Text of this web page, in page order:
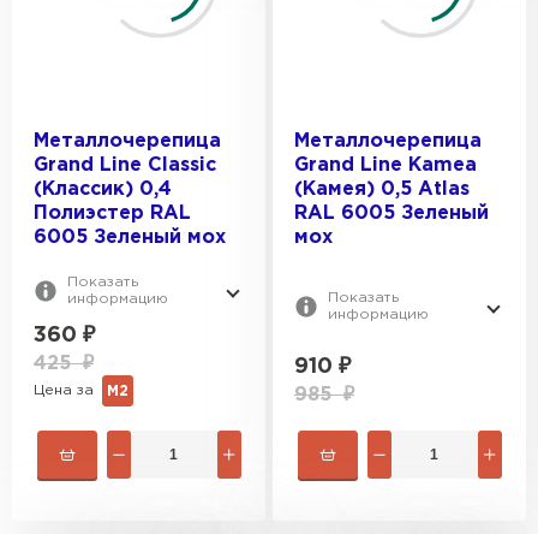
Металлочерепица
Grand Line Classic
(Классик) 0,4
Полиэстер RAL
6005 Зеленый мох
Показать
информацию
360 ₽
425₽
Цена за М2
Металлочерепица
Grand Line Kamea
(Камея) 0,5 Atlas
RAL 6005 Зеленый
мох
Показать
информацию
910 ₽
985₽
Цементно-песчаная черепица